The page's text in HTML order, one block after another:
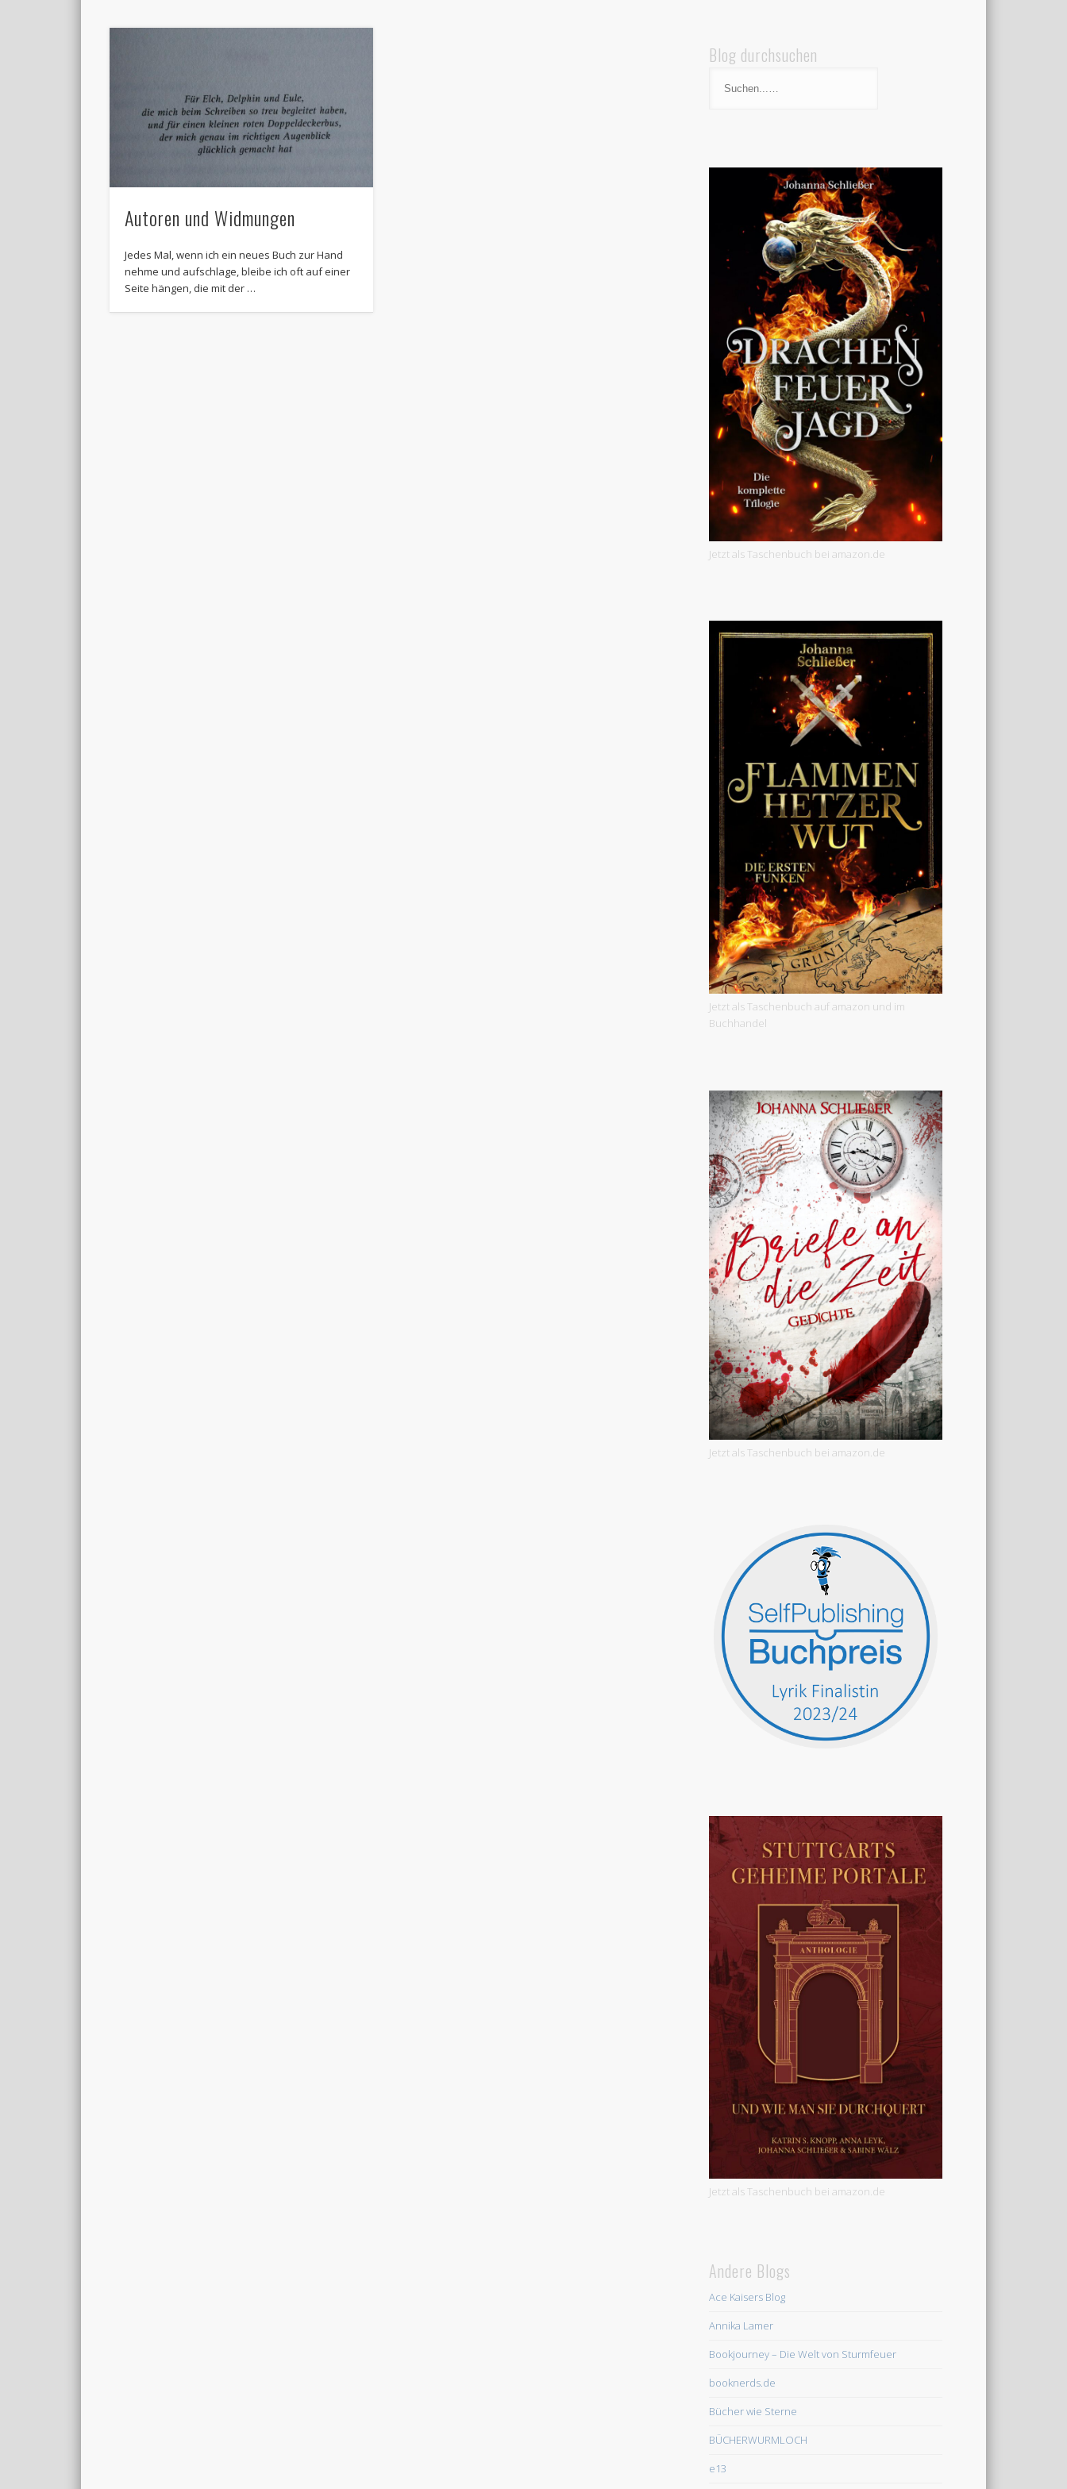
Autoren und Widmungen
Jedes Mal, wenn ich ein neues Buch zur Hand
nehme und aufschlage, bleibe ich oft auf einer
Seite hängen, die mit der …
Blog durchsuchen
Jetzt als Taschenbuch bei amazon.de
Jetzt als Taschenbuch auf amazon und im
Buchhandel
Jetzt als Taschenbuch bei amazon.de
Jetzt als Taschenbuch bei amazon.de
Andere Blogs
Ace Kaisers Blog
Annika Lamer
Bookjourney – Die Welt von Sturmfeuer
booknerds.de
Bücher wie Sterne
BÜCHERWURMLOCH
e13